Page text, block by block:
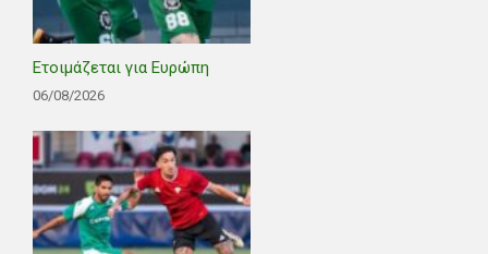
Ετοιμάζεται για Ευρώπη
06/08/2026